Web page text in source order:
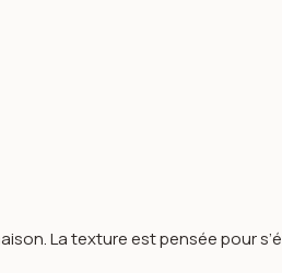
La texture est pensée pour